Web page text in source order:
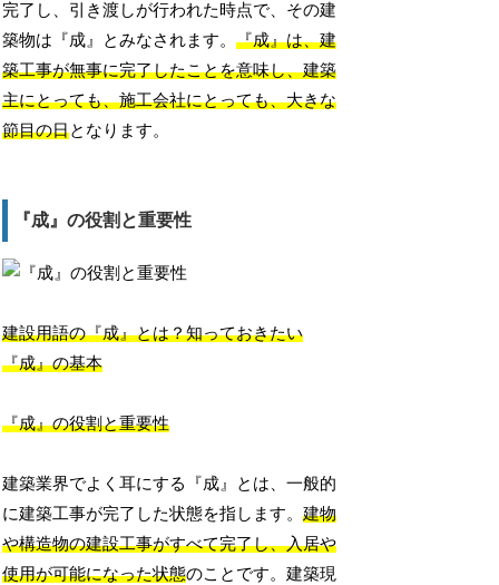
完了し、引き渡しが行われた時点で、その建
築物は『成』とみなされます。『成』は、建
築工事が無事に完了したことを意味し、建築
主にとっても、施工会社にとっても、大きな
節目の日となります。
『成』の役割と重要性
建設用語の『成』とは？知っておきたい
『成』の基本
『成』の役割と重要性
建築業界でよく耳にする『成』とは、一般的
に建築工事が完了した状態を指します。建物
や構造物の建設工事がすべて完了し、入居や
使用が可能になった状態のことです。建築現